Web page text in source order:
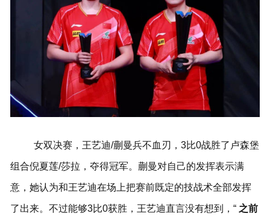
女双决赛，王艺迪/蒯曼兵不血刃，3比0战胜了卢森堡
组合倪夏莲/莎拉，夺得冠军。 蒯曼对自己的发挥表示满
意，她认为和王艺迪在场上把赛前既定的技战术全部发挥
了出来。不过能够3比0获胜，王艺迪直言没有想到， “ 之前